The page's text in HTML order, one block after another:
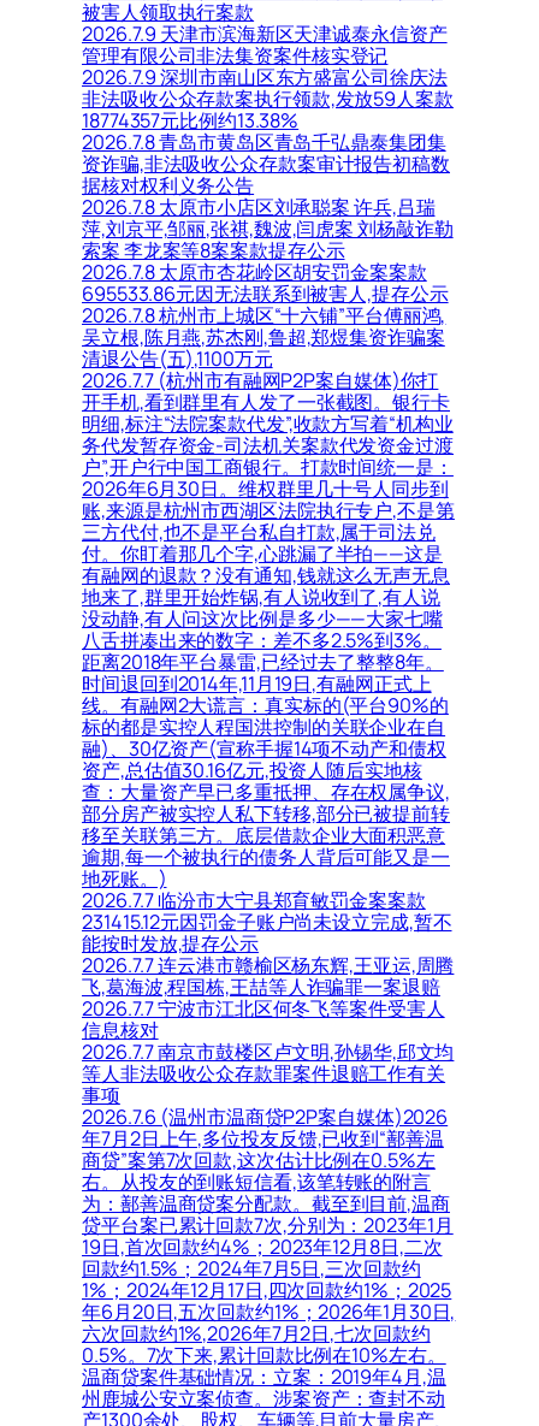
被害人领取执行案款
2026.7.9 天津市滨海新区天津诚泰永信资产
管理有限公司非法集资案件核实登记
2026.7.9 深圳市南山区东方盛富公司徐庆法
非法吸收公众存款案执行领款,发放59人案款
18774357元比例约13.38%
2026.7.8 青岛市黄岛区青岛千弘鼎泰集团集
资诈骗,非法吸收公众存款案审计报告初稿数
据核对权利义务公告
2026.7.8 太原市小店区刘承聪案 许兵,吕瑞
萍,刘京平,邹丽,张祺,魏波,闫虎案 刘杨敲诈勒
索案 李龙案等8案案款提存公示
2026.7.8 太原市杏花岭区胡安罚金案案款
695533.86元因无法联系到被害人,提存公示
2026.7.8 杭州市上城区“十六铺”平台傅丽鸿,
吴立根,陈月燕,苏杰刚,鲁超,郑煜集资诈骗案
清退公告(五),1100万元
2026.7.7 (杭州市有融网P2P案自媒体)你打
开手机,看到群里有人发了一张截图。银行卡
明细,标注“法院案款代发”,收款方写着“机构业
务代发暂存资金-司法机关案款代发资金过渡
户”,开户行中国工商银行。打款时间统一是：
2026年6月30日。维权群里几十号人同步到
账,来源是杭州市西湖区法院执行专户,不是第
三方代付,也不是平台私自打款,属于司法兑
付。你盯着那几个字,心跳漏了半拍——这是
有融网的退款？没有通知,钱就这么无声无息
地来了,群里开始炸锅,有人说收到了,有人说
没动静,有人问这次比例是多少——大家七嘴
八舌拼凑出来的数字：差不多2.5%到3%。
距离2018年平台暴雷,已经过去了整整8年。
时间退回到2014年,11月19日,有融网正式上
线。有融网2大谎言：真实标的(平台90%的
标的都是实控人程国洪控制的关联企业在自
融)、30亿资产(宣称手握14项不动产和债权
资产,总估值30.16亿元,投资人随后实地核
查：大量资产早已多重抵押、存在权属争议,
部分房产被实控人私下转移,部分已被提前转
移至关联第三方。底层借款企业大面积恶意
逾期,每一个被执行的债务人背后可能又是一
地死账。)
2026.7.7 临汾市大宁县郑育敏罚金案案款
231415.12元因罚金子账户尚未设立完成,暂不
能按时发放,提存公示
2026.7.7 连云港市赣榆区杨东辉,王亚运,周腾
飞,葛海波,程国栋,王喆等人诈骗罪一案退赔
2026.7.7 宁波市江北区何冬飞等案件受害人
信息核对
2026.7.7 南京市鼓楼区卢文明,孙锡华,邱文均
等人非法吸收公众存款罪案件退赔工作有关
事项
2026.7.6 (温州市温商贷P2P案自媒体)2026
年7月2日上午,多位投友反馈,已收到“鄯善温
商贷”案第7次回款,这次估计比例在0.5%左
右。从投友的到账短信看,该笔转账的附言
为：鄯善温商贷案分配款。截至到目前,温商
贷平台案已累计回款7次,分别为：2023年1月
19日,首次回款约4%；2023年12月8日,二次
回款约1.5%；2024年7月5日,三次回款约
1%；2024年12月17日,四次回款约1%；2025
年6月20日,五次回款约1%；2026年1月30日,
六次回款约1%,2026年7月2日,七次回款约
0.5%。7次下来,累计回款比例在10%左右。
温商贷案件基础情况：立案：2019年4月,温
州鹿城公安立案侦查。涉案资产：查封不动
产1300余处、股权、车辆等,目前大量房产、